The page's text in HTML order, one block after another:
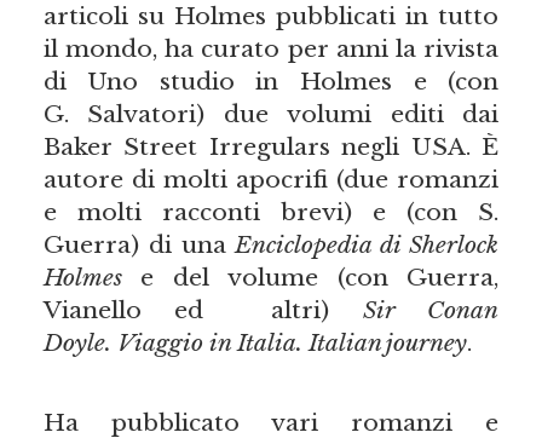
articoli su Holmes pubblicati in tutto
il mondo, ha curato per anni la rivista
di Uno studio in Holmes e (con
G. Salvatori) due volumi editi dai
Baker Street Irregulars negli USA. È
autore di molti apocrifi (due romanzi
e molti racconti brevi) e (con S.
Guerra) di unaEnciclopedia di Sherlock
Holmese del volume (con Guerra,
Vianello ed altri) Sir Conan
Doyle. Viaggio in Italia. Italian journey.
Ha pubblicato vari romanzi e